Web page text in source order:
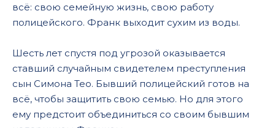
всё: свою семейную жизнь, свою работу
полицейского. Франк выходит сухим из воды.
Шесть лет спустя под угрозой оказывается
ставший случайным свидетелем преступления
сын Симона Тео. Бывший полицейский готов на
всё, чтобы защитить свою семью. Но для этого
ему предстоит объединиться со своим бывшим